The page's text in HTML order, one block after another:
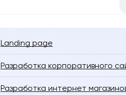
Landing page
Разработка корпоративного
Разработка интернет